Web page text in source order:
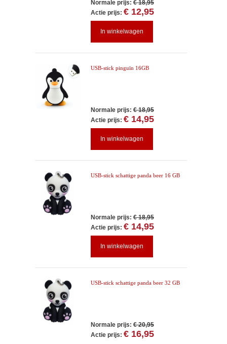
Normale prijs: € 18,95
Actie prijs: € 12,95
In winkelwagen
USB-stick pinguïn 16GB
Normale prijs: € 18,95
Actie prijs: € 14,95
In winkelwagen
USB-stick schattige panda beer 16 GB
Normale prijs: € 18,95
Actie prijs: € 14,95
In winkelwagen
USB-stick schattige panda beer 32 GB
Normale prijs: € 20,95
Actie prijs: € 16,95